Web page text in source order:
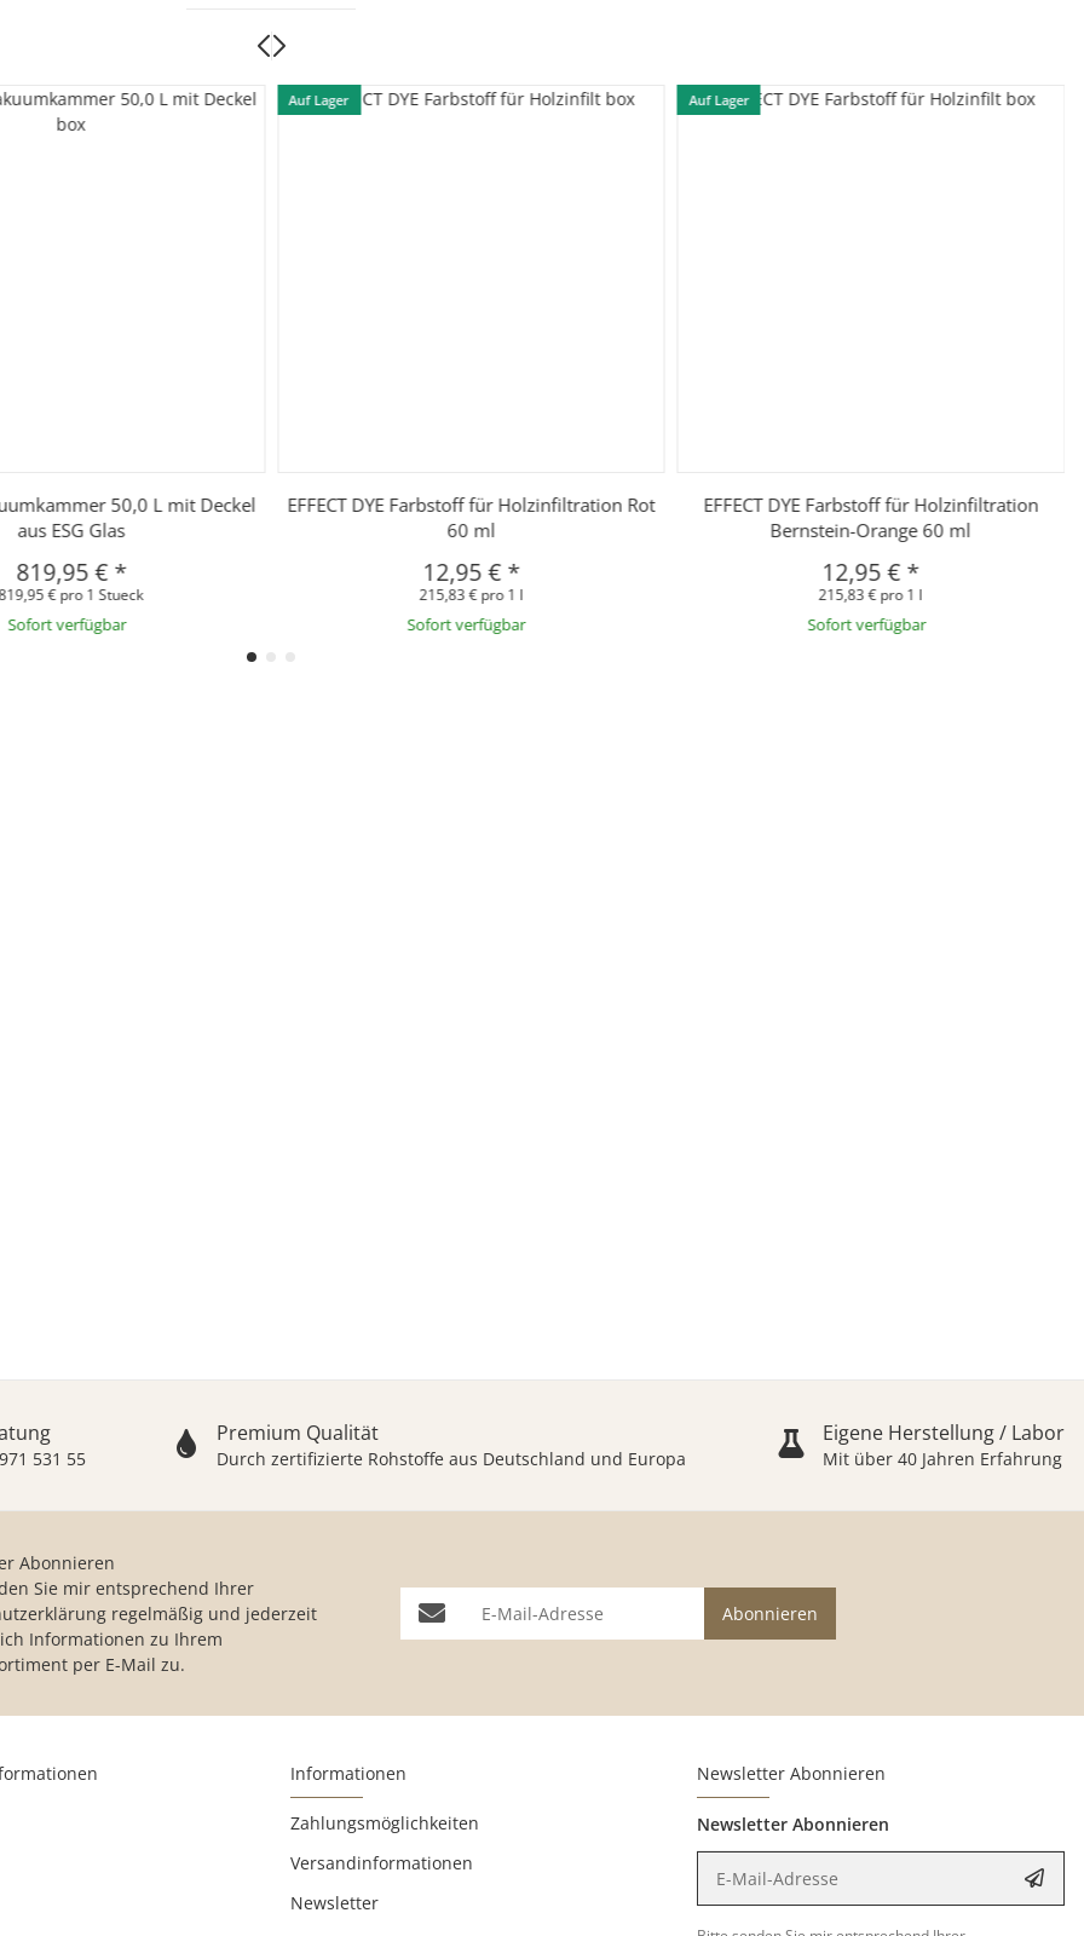
50,0 L mit Deckel
aus ESG Glas
819,95 €*
€ pro 1 Stueck
Sofort verfügbar
Auf Lager
EFFECT DYE Farbstoff für Holzinfiltration Rot
60 ml
12,95 €*
215,83 € pro 1 l
Sofort verfügbar
Auf Lager
EFFECT DYE Farbstoff für Holzinfiltration
Bernstein-Orange 60 ml
12,95 €*
215,83 € pro 1 l
Sofort verfügbar
531 55
Premium Qualität
Durch zertifizierte Rohstoffe aus Deutschland und Europa
Eigene Herstellung / Labor
Mit über 40 Jahren Erfahrung
Abonnieren
Sie mir entsprechend Ihrer
regelmäßig und jederzeit
Informationen zu Ihrem
per E-Mail zu.
E-Mail-Adresse Abonnieren
Informationen
Zahlungsmöglichkeiten
Versandinformationen
Newsletter
Newsletter Abonnieren
Newsletter Abonnieren